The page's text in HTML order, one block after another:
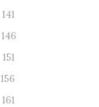
141
146
151
156
161